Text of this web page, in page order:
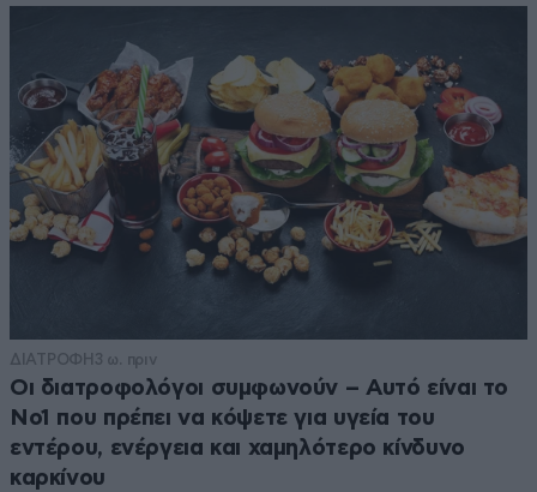
ΔΙΑΤΡΟΦΗ 3 ω. πριν
Οι διατροφολόγοι συμφωνούν – Αυτό είναι το
Νο1 που πρέπει να κόψετε για υγεία του
εντέρου, ενέργεια και χαμηλότερο κίνδυνο
καρκίνου